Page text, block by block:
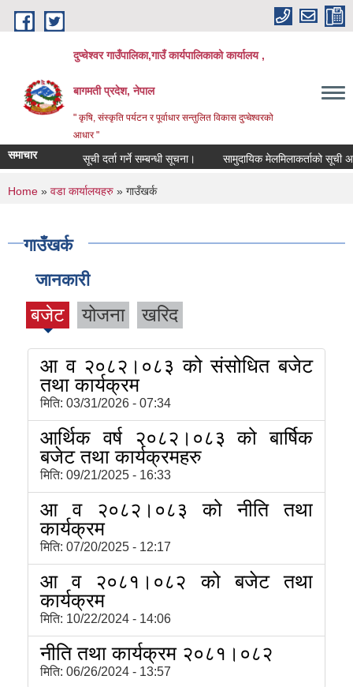
Skip to main content
दुप्चेश्वर गाउँपालिका,गाउँ कार्यपालिकाको कार्यालय ,
बागमती प्रदेश, नेपाल
" कृषि, संस्कृति पर्यटन र पूर्वाधार सन्तुलित विकास दुप्चेश्वरको
आधार "
समाचार सूची दर्ता गर्ने सम्बन्धी सूचना। सामुदायिक मेलमिलाकर्ताको सूची
You are here
Home » वडा कार्यालयहरु » गाउँखर्क
गाउँखर्क
जानकारी
बजेट योजना खरिद
आ व २०८२।०८३ को संसोधित बजेट
तथा कार्यक्रम
मिति: 03/31/2026 - 07:34
आर्थिक वर्ष २०८२।०८३ को बार्षिक
बजेट तथा कार्यक्रमहरु
मिति: 09/21/2025 - 16:33
आ व २०८२।०८३ को नीति तथा
कार्यक्रम
मिति: 07/20/2025 - 12:17
आ व २०८१।०८२ को बजेट तथा
कार्यक्रम
मिति: 10/22/2024 - 14:06
नीति तथा कार्यक्रम २०८१।०८२
मिति: 06/26/2024 - 13:57